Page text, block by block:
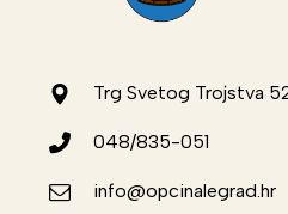
Trg Svetog Trojstva
048/835-051
info@opcinalegrad.hr